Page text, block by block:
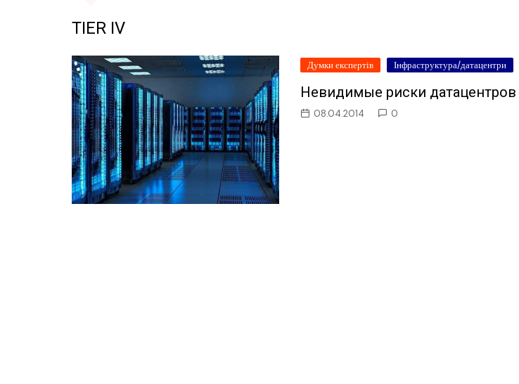
Безпека
датацентри
ІТ-бізнес
Консалтинг
Майбутнє
Мобільні пристрої/ПК
TIER IV
Думки експертів Інфраструктура/датацентри
Невидимые риски датацентров
08.04.2014 0